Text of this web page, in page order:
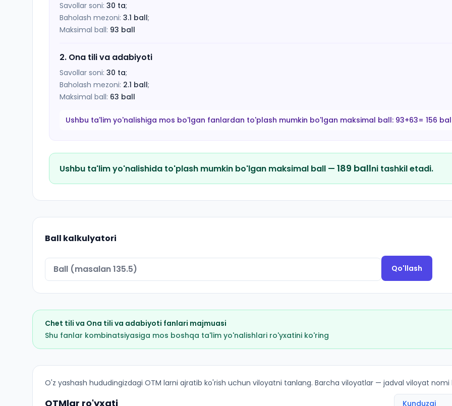
Savollar soni: 30 ta;
Baholash mezoni: 3.1 ball;
Maksimal ball: 93 ball
2. Ona tili va adabiyoti
Savollar soni: 30 ta;
Baholash mezoni: 2.1 ball;
Maksimal ball: 63 ball
Ushbu ta'lim yo'nalishiga mos bo'lgan fanlardan to'plash mumkin bo'lgan maksimal ball: 93+63= 156
Ushbu ta'lim yo'nalishida to'plash mumkin bo'lgan maksimal ball — 189 ballni tashkil etadi.
Ball kalkulyatori
Qo'llash
Chet tili va Ona tili va adabiyoti fanlari majmuasi
Shu fanlar kombinatsiyasiga mos boshqa ta'lim yo'nalishlari ro'yxatini ko'ring
Tarjima nazariyasi va amaliyoti: italyan tili: OTM lar bo'yicha kirish ballari va kvotalar
O'z yashash hududingizdagi OTM larni ajratib ko'rish uchun viloyatni tanlang. Barcha viloyatlar — jadval viloyat
OTMlar ro'yxati